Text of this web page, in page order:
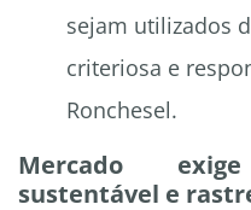
sejam utilizados
criteriosa e
Ronchesel.
Mercado
sustentável e